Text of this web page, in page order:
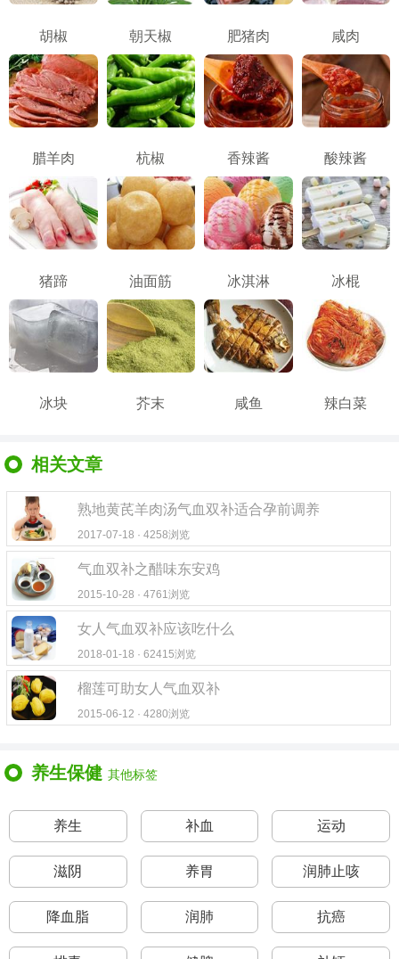
胡椒 朝天椒 肥猪肉 咸肉
腊羊肉 杭椒 香辣酱 酸辣酱
猪蹄 油面筋 冰淇淋 冰棍
冰块 芥末 咸鱼 辣白菜
相关文章
熟地黄芪羊肉汤气血双补适合孕前调养
2017-07-18 · 4258浏览
气血双补之醋味东安鸡
2015-10-28 · 4761浏览
女人气血双补应该吃什么
2018-01-18 · 62415浏览
榴莲可助女人气血双补
2015-06-12 · 4280浏览
养生保健 其他标签
养生 补血 运动
滋阴 养胃 润肺止咳
降血脂 润肺 抗癌